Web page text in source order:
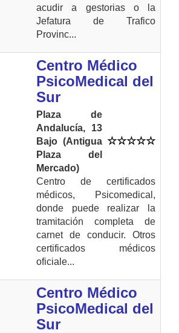
acudir a gestorias o la
Jefatura de Trafico
Provinc...
Centro Médico
PsicoMedical del
Sur
Plaza de
Andalucía, 13
Bajo (Antigua
Plaza del
Mercado)
Centro de certificados
médicos, Psicomedical,
donde puede realizar la
tramitación completa de
carnet de conducir. Otros
certificados médicos
oficiale...
Centro Médico
PsicoMedical del
Sur